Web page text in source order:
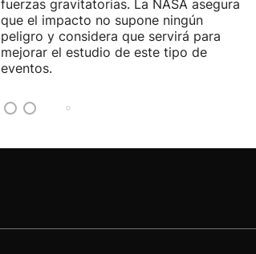
fuerzas gravitatorias. La NASA asegura
que el impacto no supone ningún
peligro y considera que servirá para
mejorar el estudio de este tipo de
eventos.